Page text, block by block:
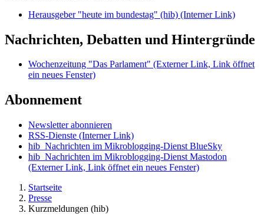
Herausgeber "heute im bundestag" (hib) (Interner Link)
Nachrichten, Debatten und Hintergründe
Wochenzeitung "Das Parlament" (Externer Link, Link öffnet
ein neues Fenster)
Abonnement
Newsletter abonnieren
RSS-Dienste (Interner Link)
hib_Nachrichten im Mikroblogging-Dienst BlueSky
hib_Nachrichten im Mikroblogging-Dienst Mastodon
(Externer Link, Link öffnet ein neues Fenster)
Startseite
Presse
Kurzmeldungen (hib)